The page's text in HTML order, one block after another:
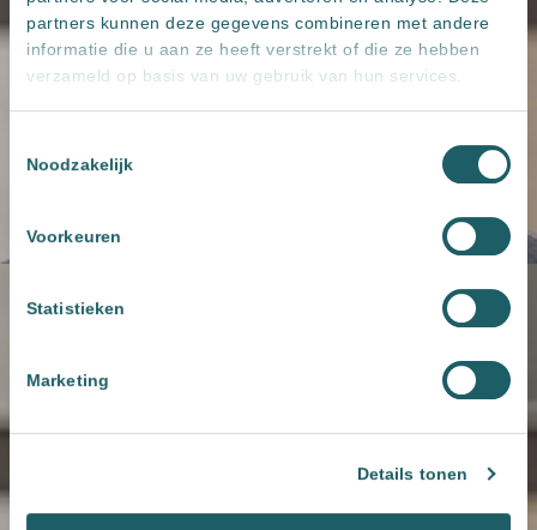
partners kunnen deze gegevens combineren met andere
informatie die u aan ze heeft verstrekt of die ze hebben
verzameld op basis van uw gebruik van hun services.
Noodzakelijk
Voorkeuren
Statistieken
Marketing
Details tonen